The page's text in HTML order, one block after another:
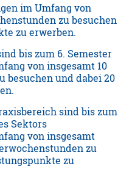
im Umfang von
zu besuchen
zu erwerben.
bis zum 6. Semester
von insgesamt 10
besuchen und dabei 20
sind bis zum
Sektors
von insgesamt
zu
zu